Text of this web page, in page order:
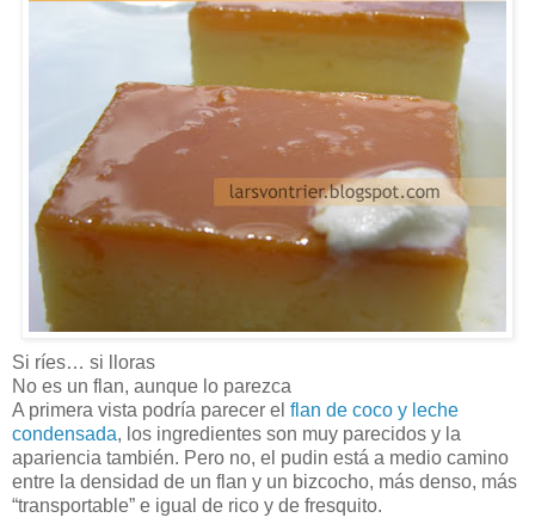
Si ríes… si lloras
No es un flan, aunque lo parezca
A primera vista podría parecer el flan de coco y leche
condensada, los ingredientes son muy parecidos y la
apariencia también. Pero no, el pudin está a medio camino
entre la densidad de un flan y un bizcocho, más denso, más
“transportable” e igual de rico y de fresquito.